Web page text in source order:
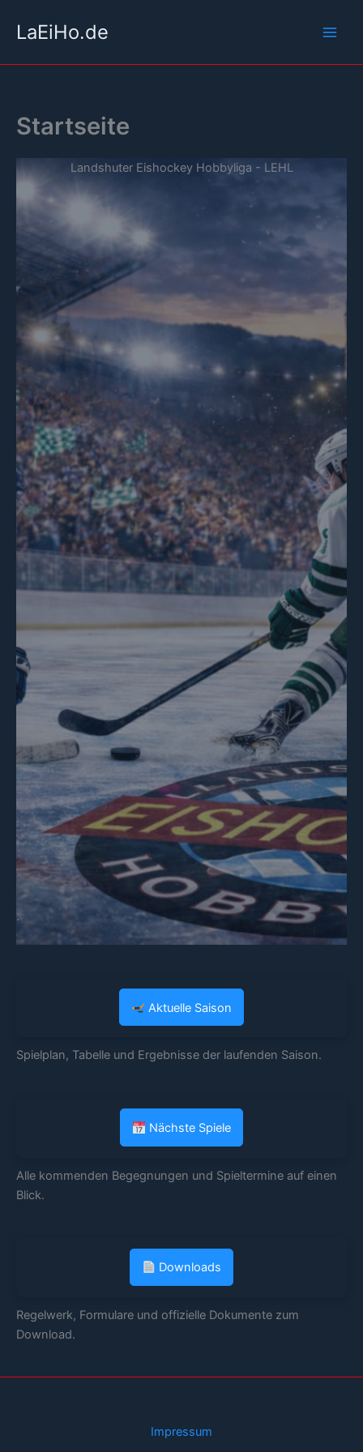
InhaltLaEiHo.de
Startseite
Landshuter Eishockey Hobbyliga - LEHL
.
Aktuelle Saison
Spielplan, Tabelle und Ergebnisse der laufenden Saison.
Nächste Spiele
Alle kommenden Begegnungen und Spieltermine auf einen
Blick.
Downloads
Regelwerk, Formulare und offizielle Dokumente zum
Download.
Impressum